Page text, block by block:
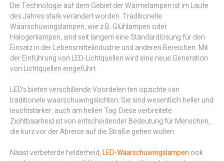
Die Technologie auf dem Gebiet der Wärmelampen ist im Laufe
des Jahres stark verändert worden. Traditionelle
Waarschuwingslampen, wie z.B. Glühlampen oder
Halogenlampen, sind seit langem eine Standardlösung für den
Einsatz in der Lebensmittelindustrie und anderen Bereichen. Mit
der Einführung von LED-Lichtquellen wird eine neue Generation
von Lichtquellen eingeführt.
LED's bieten verschillende Voordelen ten opzichte van
traditionele waarschuwingslichten. Sie sind wesentlich heller und
leuchtstärker, auch am hellen Tag. Diese verbreitete
Zichtbaarheid ist von entscheidender Bedeutung für Menschen,
die kurz vor der Abreise auf die Straße gehen wollen.
Naast verbeterde helderheid,LED-Waarschuwingslampen ook